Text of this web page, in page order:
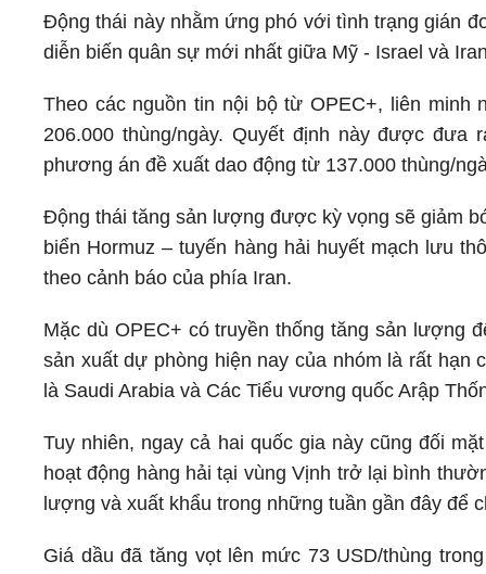
Động thái này nhằm ứng phó với tình trạng gián
diễn biến quân sự mới nhất giữa Mỹ - Israel và
Theo các nguồn tin nội bộ từ OPEC+, liên minh
206.000 thùng/ngày. Quyết định này được
phương án đề xuất dao động từ 137.000 thùng/
Động thái tăng sản lượng được kỳ vọng sẽ giảm
biển Hormuz – tuyến hàng hải huyết mạch lưu
theo cảnh báo của phía Iran.
Mặc dù OPEC+ có truyền thống tăng sản lượng
sản xuất dự phòng hiện nay của nhóm là rất hạn
là Saudi Arabia và Các Tiểu vương quốc Arập
Tuy nhiên, ngay cả hai quốc gia này cũng đối
hoạt động hàng hải tại vùng Vịnh trở lại bình
lượng và xuất khẩu trong những tuần gần đây để
Giá dầu đã tăng vọt lên mức 73 USD/thùng